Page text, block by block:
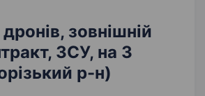
зовнішній
ЗСУ, на 3
р-н)